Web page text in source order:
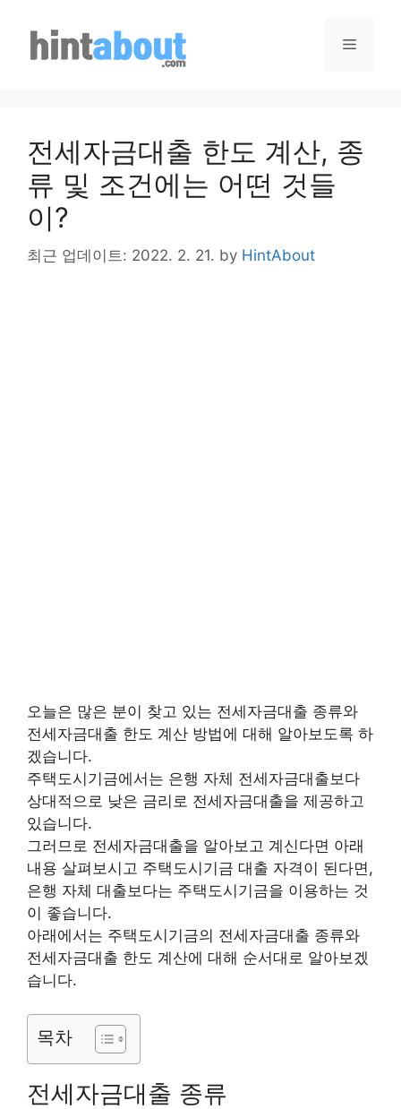
content
Menu
전세자금대출 한도 계산, 종
류 및 조건에는 어떤 것들
이?
최근 업데이트: 2022. 2. 21. by HintAbout
오늘은 많은 분이 찾고 있는 전세자금대출 종류와
전세자금대출 한도 계산 방법에 대해 알아보도록 하
겠습니다.
주택도시기금에서는 은행 자체 전세자금대출보다
상대적으로 낮은 금리로 전세자금대출을 제공하고
있습니다.
그러므로 전세자금대출을 알아보고 계신다면 아래
내용 살펴보시고 주택도시기금 대출 자격이 된다면,
은행 자체 대출보다는 주택도시기금을 이용하는 것
이 좋습니다.
아래에서는 주택도시기금의 전세자금대출 종류와
전세자금대출 한도 계산에 대해 순서대로 알아보겠
습니다.
목차
전세자금대출 종류